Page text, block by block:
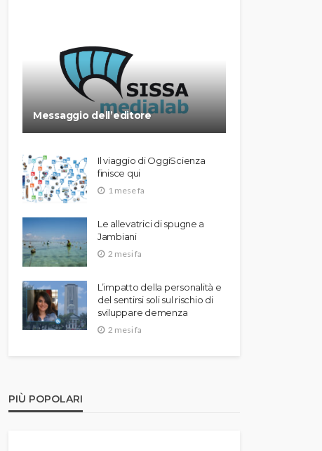
Messaggio dell’editore
Il viaggio di OggiScienza
finisce qui
1 mese fa
Le allevatrici di spugne a
Jambiani
2 mesi fa
L’impatto della personalità e
del sentirsi soli sul rischio di
sviluppare demenza
2 mesi fa
PIÙ POPOLARI